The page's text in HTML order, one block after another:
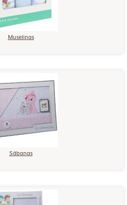
Muselinas
Sábanas